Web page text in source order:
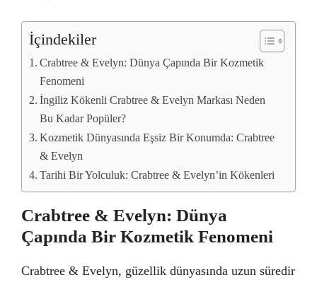
İçindekiler
Crabtree & Evelyn: Dünya Çapında Bir Kozmetik
Fenomeni
İngiliz Kökenli Crabtree & Evelyn Markası Neden
Bu Kadar Popüler?
Kozmetik Dünyasında Eşsiz Bir Konumda: Crabtree
& Evelyn
Tarihi Bir Yolculuk: Crabtree & Evelyn’in Kökenleri
Crabtree & Evelyn: Dünya
Çapında Bir Kozmetik Fenomeni
Crabtree & Evelyn, güzellik dünyasında uzun süredir